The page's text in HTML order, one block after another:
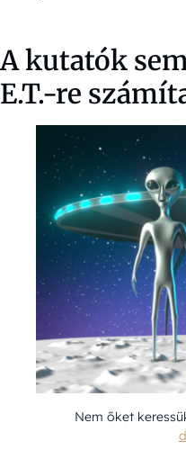
A kutatók
E.T.-re
Nem őket